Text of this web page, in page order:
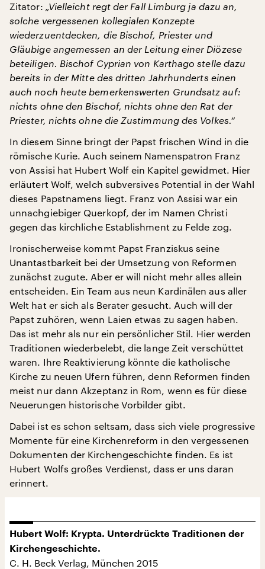
Zitator: „Vielleicht regt der Fall Limburg ja dazu an,
solche vergessenen kollegialen Konzepte
wiederzuentdecken, die Bischof, Priester und
Gläubige angemessen an der Leitung einer Diözese
beteiligen. Bischof Cyprian von Karthago stelle dazu
bereits in der Mitte des dritten Jahrhunderts einen
auch noch heute bemerkenswerten Grundsatz auf:
nichts ohne den Bischof, nichts ohne den Rat der
Priester, nichts ohne die Zustimmung des Volkes.“
In diesem Sinne bringt der Papst frischen Wind in die
römische Kurie. Auch seinem Namenspatron Franz
von Assisi hat Hubert Wolf ein Kapitel gewidmet. Hier
erläutert Wolf, welch subversives Potential in der Wahl
dieses Papstnamens liegt. Franz von Assisi war ein
unnachgiebiger Querkopf, der im Namen Christi
gegen das kirchliche Establishment zu Felde zog.
Ironischerweise kommt Papst Franziskus seine
Unantastbarkeit bei der Umsetzung von Reformen
zunächst zugute. Aber er will nicht mehr alles allein
entscheiden. Ein Team aus neun Kardinälen aus aller
Welt hat er sich als Berater gesucht. Auch will der
Papst zuhören, wenn Laien etwas zu sagen haben.
Das ist mehr als nur ein persönlicher Stil. Hier werden
Traditionen wiederbelebt, die lange Zeit verschüttet
waren. Ihre Reaktivierung könnte die katholische
Kirche zu neuen Ufern führen, denn Reformen finden
meist nur dann Akzeptanz in Rom, wenn es für diese
Neuerungen historische Vorbilder gibt.
Dabei ist es schon seltsam, dass sich viele progressive
Momente für eine Kirchenreform in den vergessenen
Dokumenten der Kirchengeschichte finden. Es ist
Hubert Wolfs großes Verdienst, dass er uns daran
erinnert.
Hubert Wolf: Krypta. Unterdrückte Traditionen der
Kirchengeschichte.
C. H. Beck Verlag, München 2015